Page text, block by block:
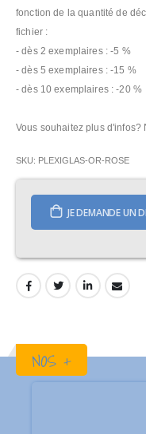
fonction de la quantité de
fichier :
- dès 2 exemplaires : -5 %
- dès 5 exemplaires : -15 %
- dès 10 exemplaires : -20 %
Vous souhaitez plus d'infos?
SKU PLEXIGLAS-OR-ROSE
JE DEMANDE UN
NOS +